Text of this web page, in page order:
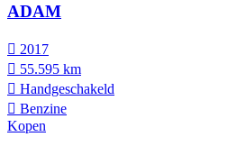
ADAM
2017
55.595 km
Hand­geschakeld
Benzine
Kopen